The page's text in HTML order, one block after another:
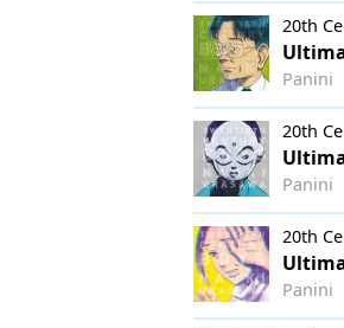
20th
Panini
20th
Panini
20th
Panini